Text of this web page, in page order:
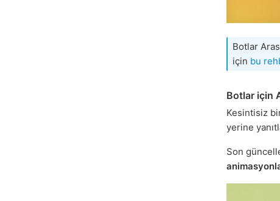
Botlar
için bu
Botlar için
Kesintisiz
yerine
Son